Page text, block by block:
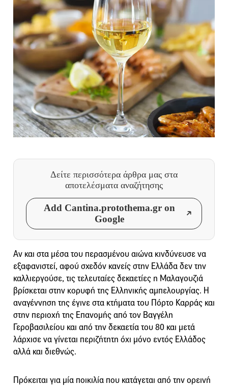
Δείτε περισσότερα άρθρα μας στα
αποτελέσματα αναζήτησης
Add Cantina.protothema.gr on
Google
Αν και στα μέσα του περασμένου αιώνα κινδύνευσε να
εξαφανιστεί, αφού σχεδόν κανείς στην Ελλάδα δεν την
καλλιεργούσε, τις τελευταίες δεκαετίες η Μαλαγουζιά
βρίσκεται στην κορυφή της Ελληνικής αμπελουργίας. Η
αναγέννηση της έγινε στα κτήματα του Πόρτο Καρράς και
στην περιοχή της Επανομής από τον Βαγγέλη
Γεροβασιλείου και από την δεκαετία του 80 και μετά
λάρχισε να γίνεται περιζήτητη όχι μόνο εντός Ελλάδος
αλλά και διεθνώς.
Πρόκειται για μία ποικιλία που κατάγεται από την ορεινή